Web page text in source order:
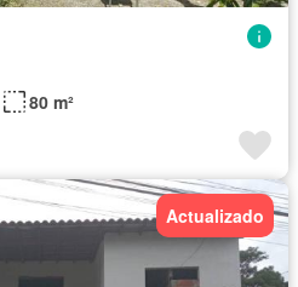
80 m²
Actualizado